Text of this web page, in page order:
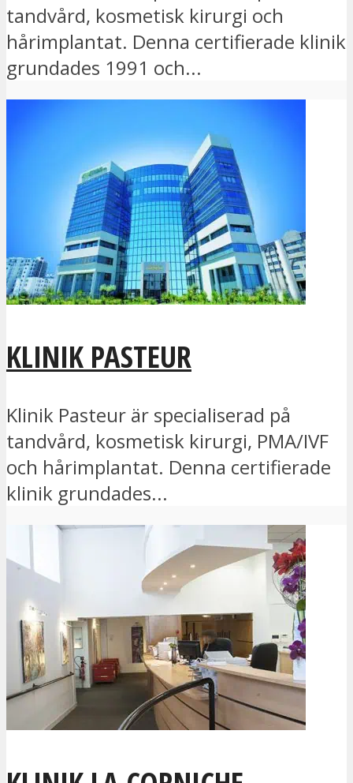
tandvård, kosmetisk kirurgi och
hårimplantat. Denna certifierade klinik
grundades 1991 och...
KLINIK PASTEUR
Klinik Pasteur är specialiserad på
tandvård, kosmetisk kirurgi, PMA/IVF
och hårimplantat. Denna certifierade
klinik grundades...